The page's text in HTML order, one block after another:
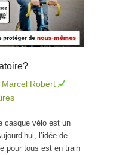
Marcel Robert
casque vélo est un
l’idée de
pour tous est en train